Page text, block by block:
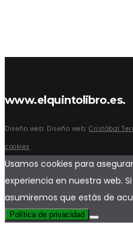
www.elquintolibro.es.
Diseño web: Diseño web: Cristóbal
cookies
Usamos cookies para
experiencia en nuestra web.
asumiremos que estás de
Política de privacidad